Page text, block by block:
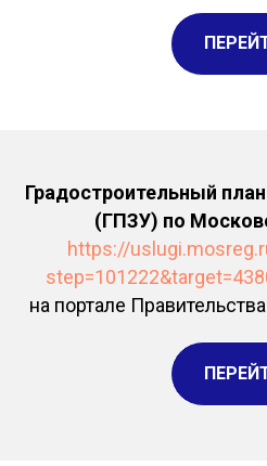
Градостроительный
(ГПЗУ) по
https://
на портале